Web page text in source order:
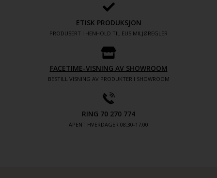
ETISK PRODUKSJON
PRODUSERT I HENHOLD TIL EUS MILJØREGLER
FACETIME-VISNING AV SHOWROOM
BESTILL VISNING AV PRODUKTER I SHOWROOM
RING 70 270 774
ÅPENT HVERDAGER 08:30-17.00